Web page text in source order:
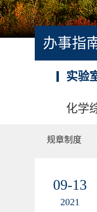
办事指
实验
规章制度
化学
09-13
2021